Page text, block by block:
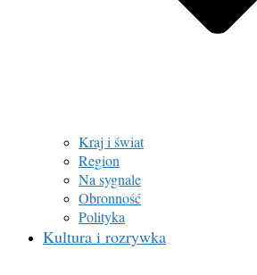
Kraj i świat
Region
Na sygnale
Obronność
Polityka
Kultura i rozrywka